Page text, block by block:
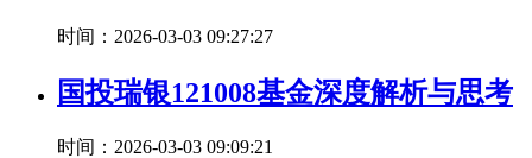
时间：2026-03-03 09:27:27
国投瑞银121008基金深度解析与思考
时间：2026-03-03 09:09:21